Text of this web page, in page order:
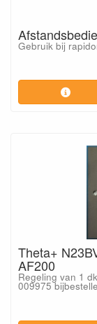
Gebruik bij
Theta+
AF200
Regeling van 1
009975